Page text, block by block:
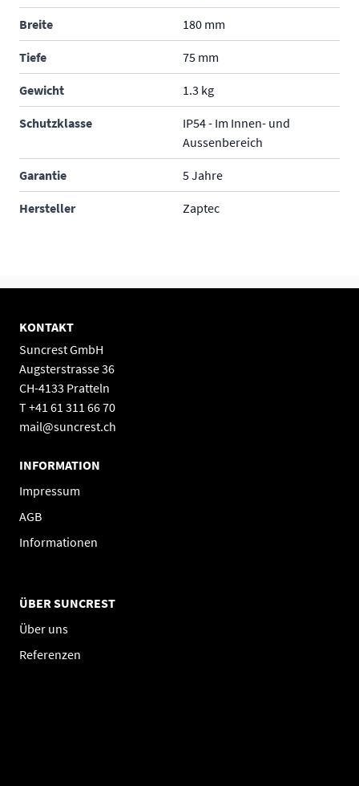
Breite 180 mm
Tiefe 75 mm
Gewicht 1.3 kg
Schutzklasse
IP54 - Im Innen- und
Aussenbereich
Garantie 5 Jahre
Hersteller Zaptec
KONTAKT
Suncrest GmbH
Augsterstrasse 36
CH-4133 Pratteln
T +41 61 311 66 70
mail@suncrest.ch
INFORMATION
Impressum
AGB
Informationen
ÜBER SUNCREST
Über uns
Referenzen